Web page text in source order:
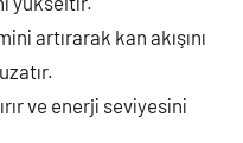
artırarak kan akışını
ve enerji seviyesini